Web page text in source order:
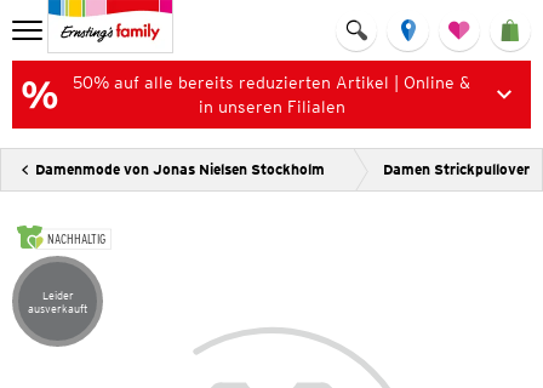
50% auf alle bereits reduzierten Artikel | Online &
in unseren Filialen
Damenmode von Jonas Nielsen Stockholm Damen Strickpullover
NACHHALTIG
Artikel leider ausverkauft
Leider
ausverkauft